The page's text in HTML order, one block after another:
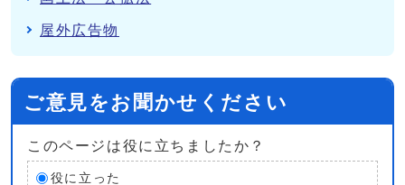
屋外広告物
ご意見をお聞かせください
このページは役に立ちましたか？
役に立った